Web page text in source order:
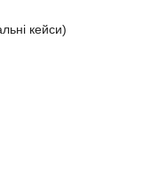
кейси)